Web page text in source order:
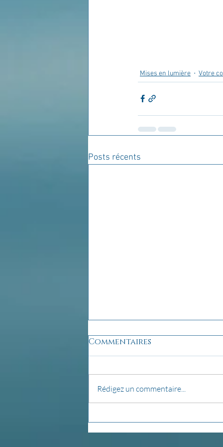
Mises en lumière Votre
Posts récents
La pensée du jour...
Commentaires
Rédigez un commentaire...